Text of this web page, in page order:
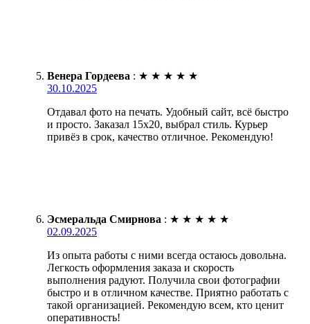
Венера Гордеева : ★ ★ ★ ★ ★
30.10.2025
Отдавал фото на печать. Удобный сайт, всё быстро
и просто. Заказал 15х20, выбрал стиль. Курьер
привёз в срок, качество отличное. Рекомендую!
Эсмеральда Смирнова : ★ ★ ★ ★ ★
02.09.2025
Из опыта работы с ними всегда остаюсь довольна.
Легкость оформления заказа и скорость
выполнения радуют. Получила свои фотографии
быстро и в отличном качестве. Приятно работать с
такой организацией. Рекомендую всем, кто ценит
оперативность!